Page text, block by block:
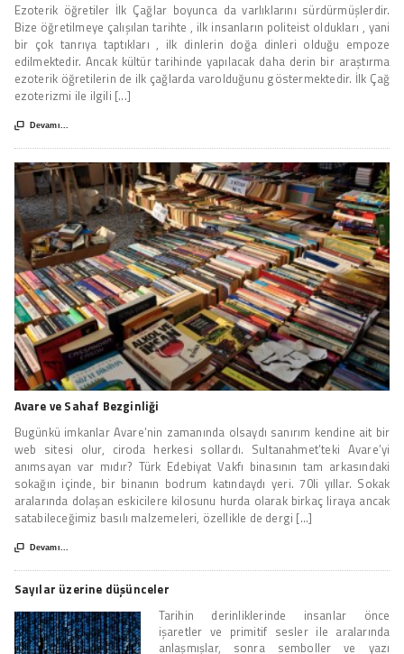
Ezoterik öğretiler İlk Çağlar boyunca da varlıklarını sürdürmüşlerdir.
Bize öğretilmeye çalışılan tarihte , ilk insanların politeist oldukları , yani
bir çok tanrıya taptıkları , ilk dinlerin doğa dinleri olduğu empoze
edilmektedir. Ancak kültür tarihinde yapılacak daha derin bir araştırma
ezoterik öğretilerin de ilk çağlarda varolduğunu göstermektedir. İlk Çağ
ezoterizmi ile ilgili [...]
 Devamı...
Avare ve Sahaf Bezginliği
Bugünkü imkanlar Avare’nin zamanında olsaydı sanırım kendine ait bir
web sitesi olur, ciroda herkesi sollardı. Sultanahmet’teki Avare’yi
anımsayan var mıdır? Türk Edebiyat Vakfı binasının tam arkasındaki
sokağın içinde, bir binanın bodrum katındaydı yeri. 70li yıllar. Sokak
aralarında dolaşan eskicilere kilosunu hurda olarak birkaç liraya ancak
satabileceğimiz basılı malzemeleri, özellikle de dergi [...]
 Devamı...
Sayılar üzerine düşünceler
Tarihin derinliklerinde insanlar önce
işaretler ve primitif sesler ile aralarında
anlaşmışlar, sonra semboller ve yazı